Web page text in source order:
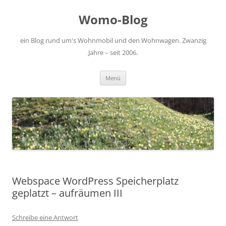
Womo-Blog
ein Blog rund um's Wohnmobil und den Wohnwagen. Zwanzig
Jahre – seit 2006.
Menü
Webspace WordPress Speicherplatz
geplatzt – aufräumen III
Schreibe eine Antwort